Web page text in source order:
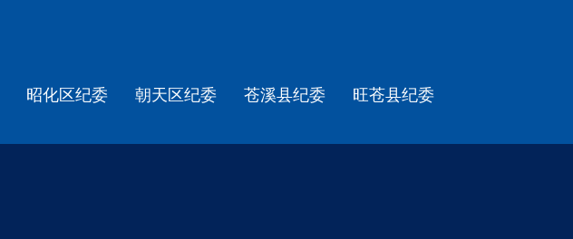
昭化区纪委 朝天区纪委 苍溪县纪委 旺苍县纪委